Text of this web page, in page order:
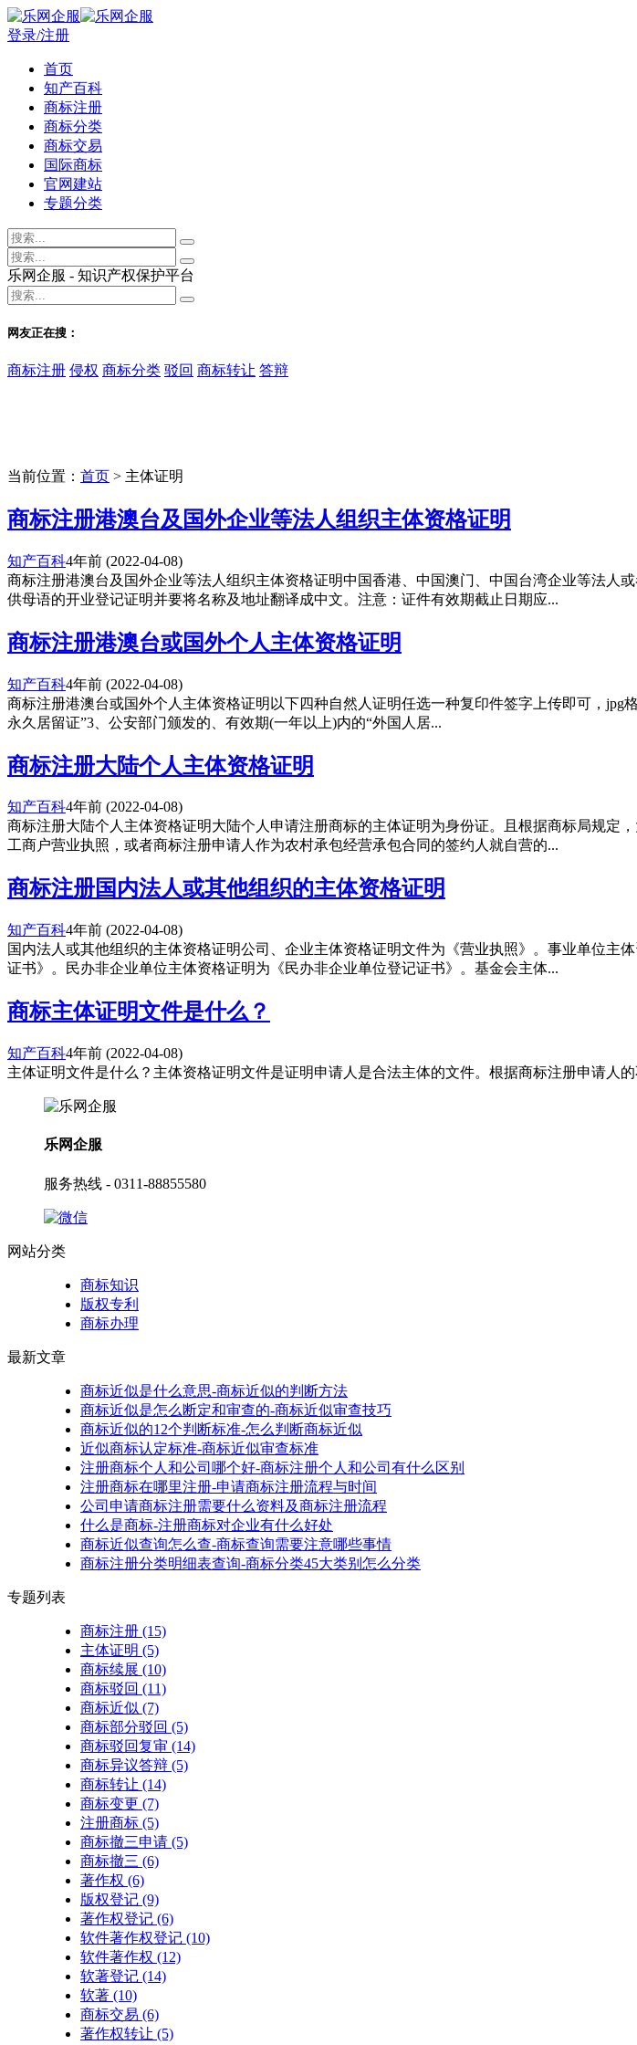
登录/注册
首页
知产百科
商标注册
商标分类
商标交易
国际商标
官网建站
专题分类
乐网企服 - 知识产权保护平台
网友正在搜：
商标注册 侵权 商标分类 驳回 商标转让 答辩
当前位置： 首页 > 主体证明
商标注册港澳台及国外企业等法人组织主体资格证明
知产百科4年前 (2022-04-08)
商标注册港澳台及国外企业等法人组织主体资格证明中国香港、中国澳门、中国台湾企业等法
供母语的开业登记证明并要将名称及地址翻译成中文。注意：证件有效期截止日期应...
商标注册港澳台或国外个人主体资格证明
知产百科4年前 (2022-04-08)
商标注册港澳台或国外个人主体资格证明以下四种自然人证明任选一种复印件签字上传即可，
永久居留证”3、公安部门颁发的、有效期(一年以上)内的“外国人居...
商标注册大陆个人主体资格证明
知产百科4年前 (2022-04-08)
商标注册大陆个人主体资格证明大陆个人申请注册商标的主体证明为身份证。且根据商标局规
工商户营业执照，或者商标注册申请人作为农村承包经营承包合同的签约人就自营的...
商标注册国内法人或其他组织的主体资格证明
知产百科4年前 (2022-04-08)
国内法人或其他组织的主体资格证明公司、企业主体资格证明文件为《营业执照》。事业单位
证书》。民办非企业单位主体资格证明为《民办非企业单位登记证书》。基金会主体...
商标主体证明文件是什么？
知产百科4年前 (2022-04-08)
主体证明文件是什么？主体资格证明文件是证明申请人是合法主体的文件。根据商标注册申请人
乐网企服
服务热线 - 0311-88855580
网站分类
商标知识
版权专利
商标办理
最新文章
商标近似是什么意思-商标近似的判断方法
商标近似是怎么断定和审查的-商标近似审查技巧
商标近似的12个判断标准-怎么判断商标近似
近似商标认定标准-商标近似审查标准
注册商标个人和公司哪个好-商标注册个人和公司有什么区别
注册商标在哪里注册-申请商标注册流程与时间
公司申请商标注册需要什么资料及商标注册流程
什么是商标-注册商标对企业有什么好处
商标近似查询怎么查-商标查询需要注意哪些事情
商标注册分类明细表查询-商标分类45大类别怎么分类
专题列表
商标注册 (15)
主体证明 (5)
商标续展 (10)
商标驳回 (11)
商标近似 (7)
商标部分驳回 (5)
商标驳回复审 (14)
商标异议答辩 (5)
商标转让 (14)
商标变更 (7)
注册商标 (5)
商标撤三申请 (5)
商标撤三 (6)
著作权 (6)
版权登记 (9)
著作权登记 (6)
软件著作权登记 (10)
软件著作权 (12)
软著登记 (14)
软著 (10)
商标交易 (6)
著作权转让 (5)